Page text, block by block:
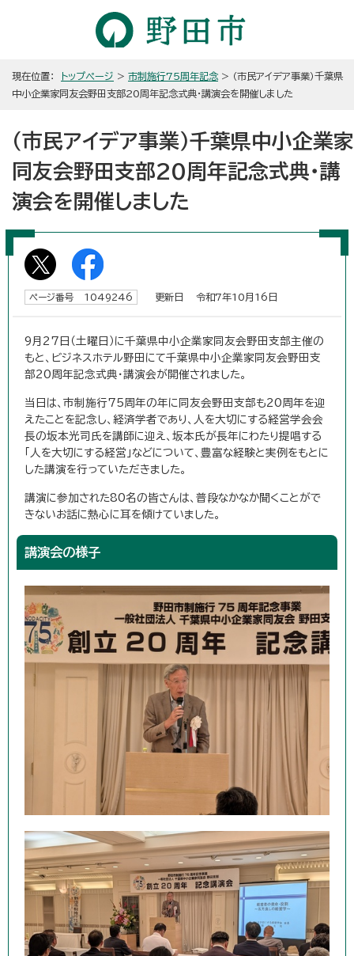
現在位置： トップページ > 市制施行75周年記念 > （市民アイデア事業）千葉県
中小企業家同友会野田支部20周年記念式典・講演会を開催しました
（市民アイデア事業）千葉県中小企業家
同友会野田支部20周年記念式典・講
演会を開催しました
ページ番号 1049246 更新日 令和7年10月16日
9月27日（土曜日）に千葉県中小企業家同友会野田支部主催の
もと、ビジネスホテル野田にて千葉県中小企業家同友会野田支
部20周年記念式典・講演会が開催されました。
当日は、市制施行75周年の年に同友会野田支部も20周年を迎
えたことを記念し、経済学者であり、人を大切にする経営学会会
長の坂本光司氏を講師に迎え、坂本氏が長年にわたり提唱する
「人を大切にする経営」などについて、豊富な経験と実例をもとに
した講演を行っていただきました。
講演に参加された80名の皆さんは、普段なかなか聞くことがで
きないお話に熱心に耳を傾けていました。
講演会の様子